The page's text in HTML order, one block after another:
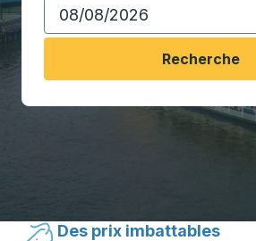
Recherche
Des prix imbattables